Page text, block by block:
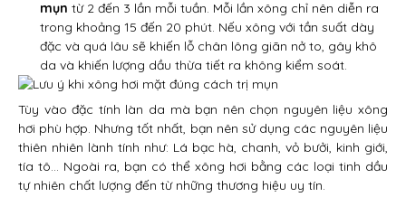
mụn từ 2 đến 3 lần mỗi tuần. Mỗi lần xông chỉ nên diễn ra
trong khoảng 15 đến 20 phút. Nếu xông với tần suất dày
đặc và quá lâu sẽ khiến lỗ chân lông giãn nở to, gây khô
da và khiến lượng dầu thừa tiết ra không kiểm soát.
Tùy vào đặc tính làn da mà bạn nên chọn nguyên liệu xông
hơi phù hợp. Nhưng tốt nhất, bạn nên sử dụng các nguyên liệu
thiên nhiên lành tính như: Lá bạc hà, chanh, vỏ bưởi, kinh giới,
tía tô… Ngoài ra, bạn có thể xông hơi bằng các loại tinh dầu
tự nhiên chất lượng đến từ những thương hiệu uy tín.